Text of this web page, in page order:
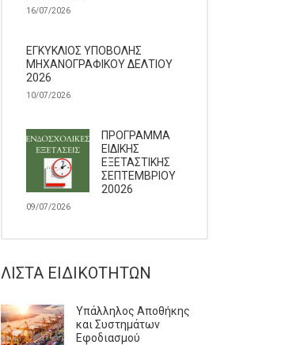
16/07/2026
ΕΓΚΥΚΛΙΟΣ ΥΠΟΒΟΛΗΣ
ΜΗΧΑΝΟΓΡΑΦΙΚΟΥ ΔΕΛΤΙΟΥ
2026
10/07/2026
ΠΡΟΓΡΑΜΜΑ
ΕΙΔΙΚΗΣ
ΕΞΕΤΑΣΤΙΚΗΣ
ΣΕΠΤΕΜΒΡΙΟΥ
20026
09/07/2026
ΛΊΣΤΑ ΕΙΔΙΚΟΤΉΤΩΝ
Υπάλληλος Αποθήκης
και Συστημάτων
Εφοδιασμού